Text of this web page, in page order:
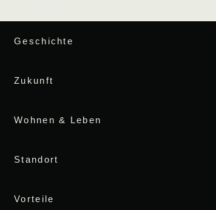
Geschichte
Zukunft
Wohnen & Leben
Standort
Vorteile